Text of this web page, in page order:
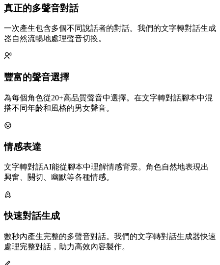
真正的多聲音對話
一次產生包含多個不同說話者的對話。我們的文字轉對話生成
器自然流暢地處理聲音切換。
豐富的聲音選擇
為每個角色從20+高品質聲音中選擇。在文字轉對話腳本中混
搭不同年齡和風格的男女聲音。
情感表達
文字轉對話AI能從腳本中理解情感背景。角色自然地表現出
興奮、關切、幽默等各種情感。
快速對話生成
數秒內產生完整的多聲音對話。我們的文字轉對話生成器快速
處理完整對話，助力高效內容製作。